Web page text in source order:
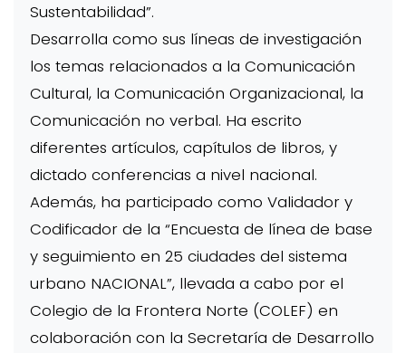
Sustentabilidad”.
Desarrolla como sus líneas de investigación
los temas relacionados a la Comunicación
Cultural, la Comunicación Organizacional, la
Comunicación no verbal. Ha escrito
diferentes artículos, capítulos de libros, y
dictado conferencias a nivel nacional.
Además, ha participado como Validador y
Codificador de la “Encuesta de línea de base
y seguimiento en 25 ciudades del sistema
urbano NACIONAL”, llevada a cabo por el
Colegio de la Frontera Norte (COLEF) en
colaboración con la Secretaría de Desarrollo